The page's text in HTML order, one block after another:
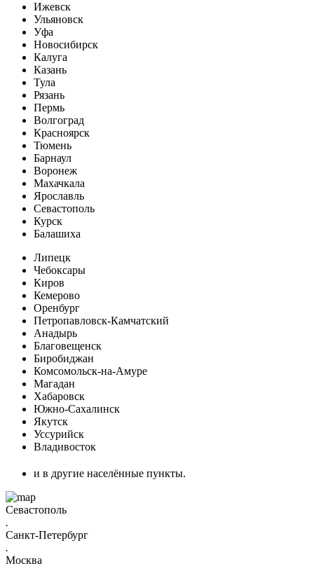
Ижевск
Ульяновск
Уфа
Новосибирск
Калуга
Казань
Тула
Рязань
Пермь
Волгоград
Красноярск
Тюмень
Барнаул
Воронеж
Махачкала
Ярославль
Севастополь
Курск
Балашиха
Липецк
Чебоксары
Киров
Кемерово
Оренбург
Петропавловск-Камчатский
Анадырь
Благовещенск
Биробиджан
Комсомольск-на-Амуре
Магадан
Хабаровск
Южно-Сахалинск
Якутск
Уссурийск
Владивосток
и в другие населённые пункты.
Севастополь
.
Санкт-Петербург
.
Москва